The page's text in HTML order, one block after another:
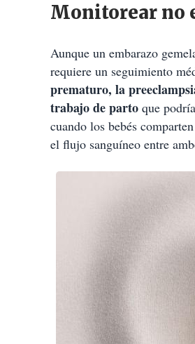
Monitorear no
Aunque un embarazo
requiere un seguimiento
prematuro, la
trabajo de parto que
cuando los bebés
el flujo sanguíneo entre